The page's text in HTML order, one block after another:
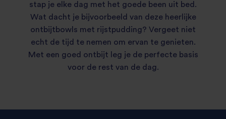
stap je elke dag met het goede been uit bed.
Wat dacht je bijvoorbeeld van deze heerlijke
ontbijtbowls met rijstpudding? Vergeet niet
echt de tijd te nemen om ervan te genieten.
Met een goed ontbijt leg je de perfecte basis
voor de rest van de dag.